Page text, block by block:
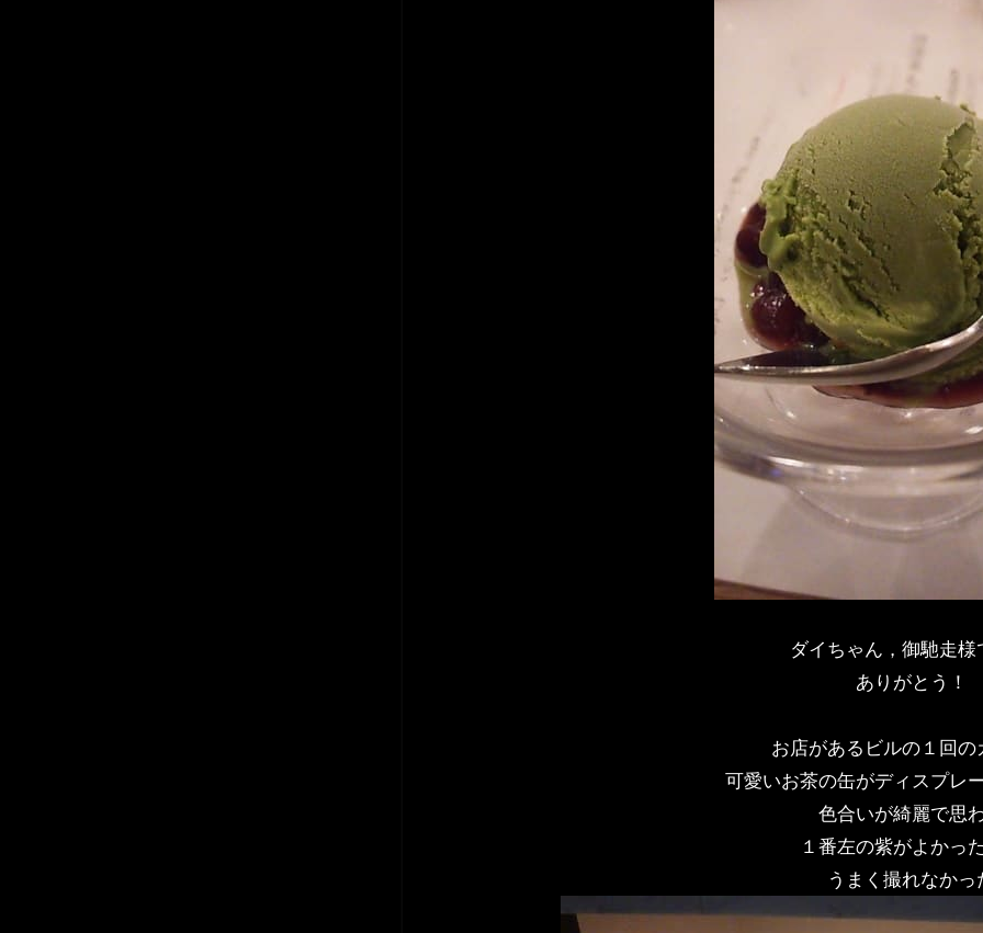
ダイちゃん，御馳走様
ありがとう！
お店があるビルの１回の
可愛いお茶の缶がディスプレ
色合いが綺麗で思
１番左の紫がよかっ
うまく撮れなかっ